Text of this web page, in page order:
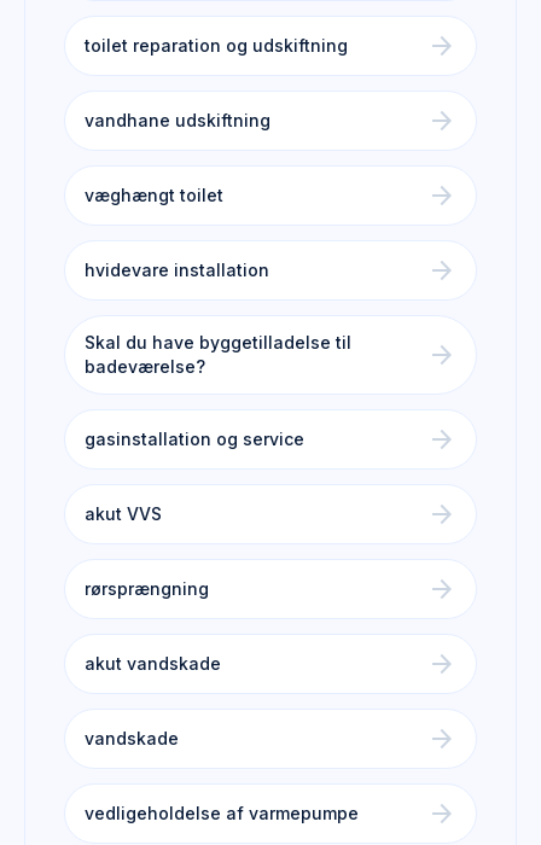
toilet reparation og udskiftning arrow_forward
vandhane udskiftning arrow_forward
væghængt toilet arrow_forward
hvidevare installation arrow_forward
Skal du have byggetilladelse til
badeværelse?
arrow_forward
gasinstallation og service arrow_forward
akut VVS arrow_forward
rørsprængning arrow_forward
akut vandskade arrow_forward
vandskade arrow_forward
vedligeholdelse af varmepumpe arrow_forward